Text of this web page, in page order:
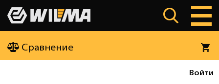
Сравнение
Войти